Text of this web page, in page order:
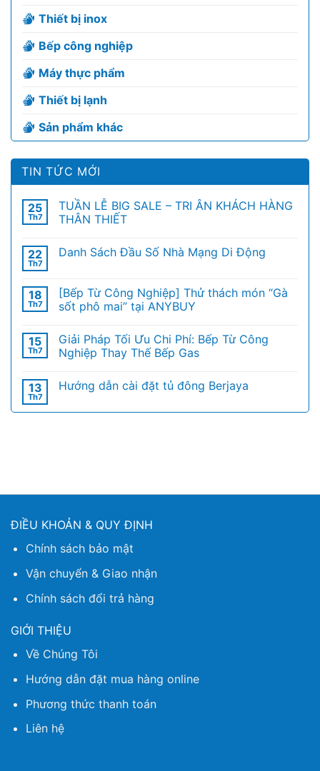
Thiết bị inox
Bếp công nghiệp
Máy thực phẩm
Thiết bị lạnh
Sản phẩm khác
TIN TỨC MỚI
25
Th7
TUẦN LỄ BIG SALE – TRI ÂN KHÁCH HÀNG
THÂN THIẾT
22
Th7
Danh Sách Đầu Số Nhà Mạng Di Động
18
Th7
[Bếp Từ Công Nghiệp] Thử thách món “Gà
sốt phô mai” tại ANYBUY
15
Th7
Giải Pháp Tối Ưu Chi Phí: Bếp Từ Công
Nghiệp Thay Thế Bếp Gas
13
Th7
Hướng dẫn cài đặt tủ đông Berjaya
ĐIỀU KHOẢN & QUY ĐỊNH
Chính sách bảo mật
Vận chuyển & Giao nhận
Chính sách đổi trả hàng
GIỚI THIỆU
Về Chúng Tôi
Hướng dẫn đặt mua hàng online
Phương thức thanh toán
Liên hệ